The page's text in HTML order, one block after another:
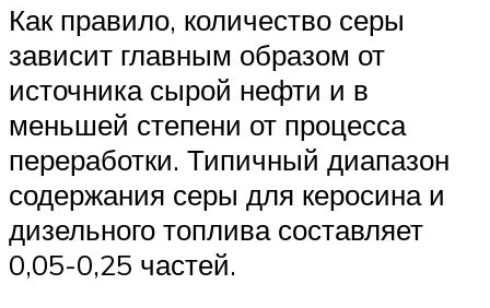
Как правило, количество серы
зависит главным образом от
источника сырой нефти и в
меньшей степени от процесса
переработки. Типичный диапазон
содержания серы для керосина и
дизельного топлива составляет
0,05-0,25 частей.